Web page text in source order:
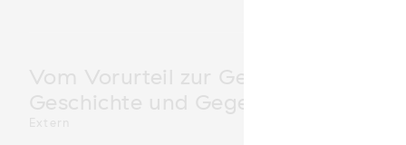
Vom Vorurteil zur Gewalt: